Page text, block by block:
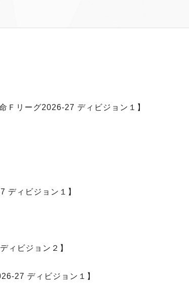
Ｆリーグ2026-27 ディビジョン１】
ディビジョン１】
ィビジョン２】
27 ディビジョン１】